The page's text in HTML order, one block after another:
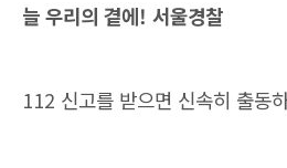
늘 우리의 곁에! 서울경찰
112 신고를 받으면 신속히 출동